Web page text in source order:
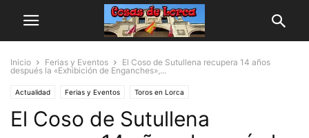
Inicio Ferias y Eventos
El Coso de Sutullena recupera 14 años
después la «Exhibición de Enganches»,...
Actualidad Ferias y Eventos Toros en Lorca
El Coso de Sutullena